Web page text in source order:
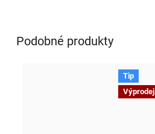
Podobné produkty
Tip
Výprodej